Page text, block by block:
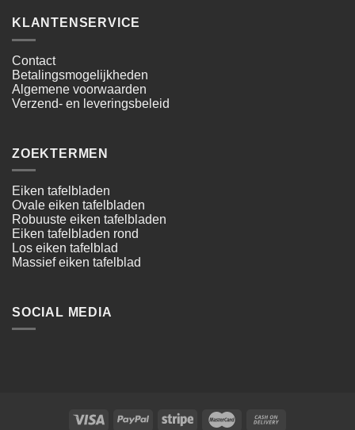
KLANTENSERVICE
Contact
Betalingsmogelijkheden
Algemene voorwaarden
Verzend- en leveringsbeleid
ZOEKTERMEN
Eiken tafelbladen
Ovale eiken tafelbladen
Robuuste eiken tafelbladen
Eiken tafelbladen rond
Los eiken tafelblad
Massief eiken tafelblad
SOCIAL MEDIA